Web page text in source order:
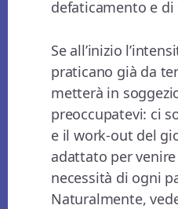
defaticamento e
Se all’inizio
praticano già da
metterà in
preoccupatevi: ci
e il work-out del
adattato per
necessità di ogni
Naturalmente,